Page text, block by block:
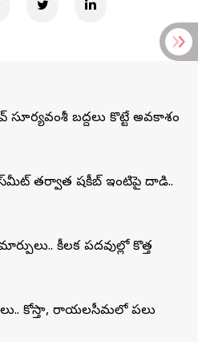
సూర్యవంశీ బద్దలు కొట్టే అవకాశం
తర్వాత షకీబ్‌ ఇంటిపై దాడి..
కీలక పదవుల్లో కొత్త
కోస్తా, రాయలసీమలో పలు